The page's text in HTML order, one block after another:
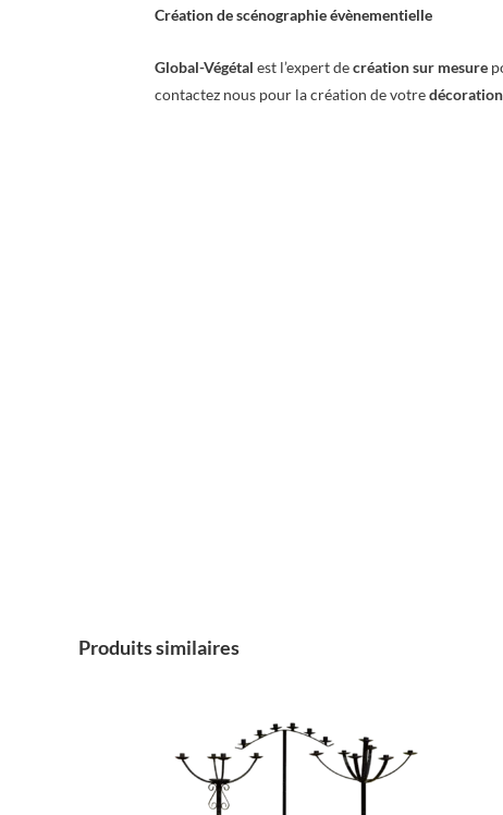
Création de scénographie évènementielle
Global-Végétal est l’expert decréation sur mesure
contactez nous pour la création de votre
Produits similaires